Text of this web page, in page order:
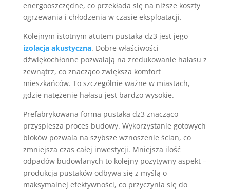
energooszczędne, co przekłada się na niższe koszty
ogrzewania i chłodzenia w czasie eksploatacji.
Kolejnym istotnym atutem pustaka dz3 jest jego
izolacja akustyczna. Dobre właściwości
dźwiękochłonne pozwalają na zredukowanie hałasu z
zewnątrz, co znacząco zwiększa komfort
mieszkańców. To szczególnie ważne w miastach,
gdzie natężenie hałasu jest bardzo wysokie.
Prefabrykowana forma pustaka dz3 znacząco
przyspiesza proces budowy. Wykorzystanie gotowych
bloków pozwala na szybsze wznoszenie ścian, co
zmniejsza czas całej inwestycji. Mniejsza ilość
odpadów budowlanych to kolejny pozytywny aspekt –
produkcja pustaków odbywa się z myślą o
maksymalnej efektywności, co przyczynia się do